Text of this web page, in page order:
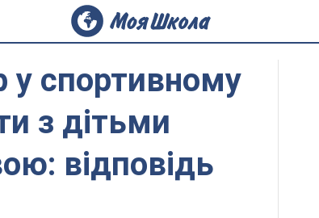
спортивному
з дітьми
відповідь